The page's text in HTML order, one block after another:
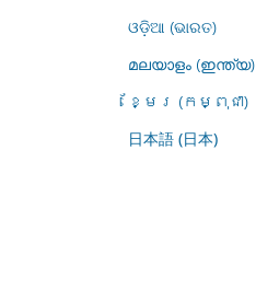
ଓଡ଼ିଆ (ଭାରତ)
മലയാളം (ഇന്ത്യ)
ខ្មែរ (កម្ពុជា)
日本語 (日本)